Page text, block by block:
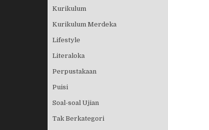
Kurikulum
Kurikulum Merdeka
Lifestyle
Literaloka
Perpustakaan
Puisi
Soal-soal Ujian
Tak Berkategori